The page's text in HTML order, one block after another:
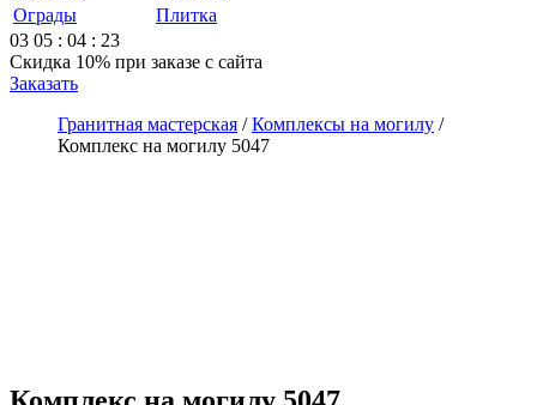
Ограды
Плитка
03 05 : 04 : 23
Скидка 10% при заказе с сайта
Заказать
Гранитная мастерская /Комплексы на могилу /
Комплекс на могилу 5047